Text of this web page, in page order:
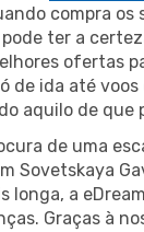
compra os
ter a
ofertas
de ida até
aquilo de que
de uma
Sovetskaya
longa, a
Graças à